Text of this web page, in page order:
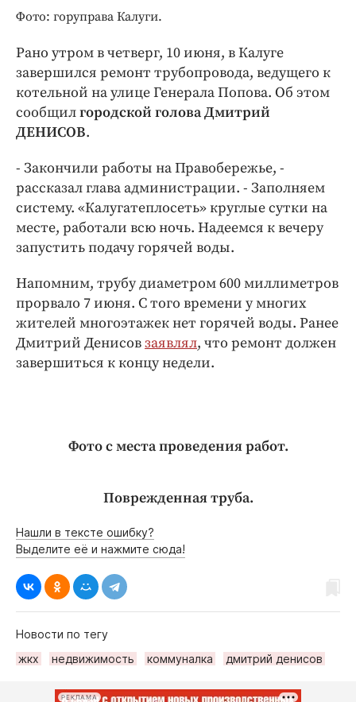
Медиаперсона
Клиника года
Бренд года
Работодатель года
Фото: горуправа Калуги.
Рано утром в четверг, 10 июня, в Калуге
завершился ремонт трубопровода, ведущего к
котельной на улице Генерала Попова. Об этом
сообщилгородской голова Дмитрий
ДЕНИСОВ.
- Закончили работы на Правобережье, -
рассказал глава администрации. - Заполняем
систему. «Калугатеплосеть» круглые сутки на
месте, работали всю ночь. Надеемся к вечеру
запустить подачу горячей воды.
Напомним, трубу диаметром 600 миллиметров
прорвало 7 июня. С того времени у многих
жителей многоэтажек нет горячей воды. Ранее
Дмитрий Денисовзаявлял, что ремонт должен
завершиться к концу недели.
Фото с места проведения работ.
Поврежденная труба.
Нашли в тексте ошибку?
Выделите её и нажмите сюда!
Новости по тегу
жкх
недвижимость коммуналка дмитрий денисов
РЕКЛАМА